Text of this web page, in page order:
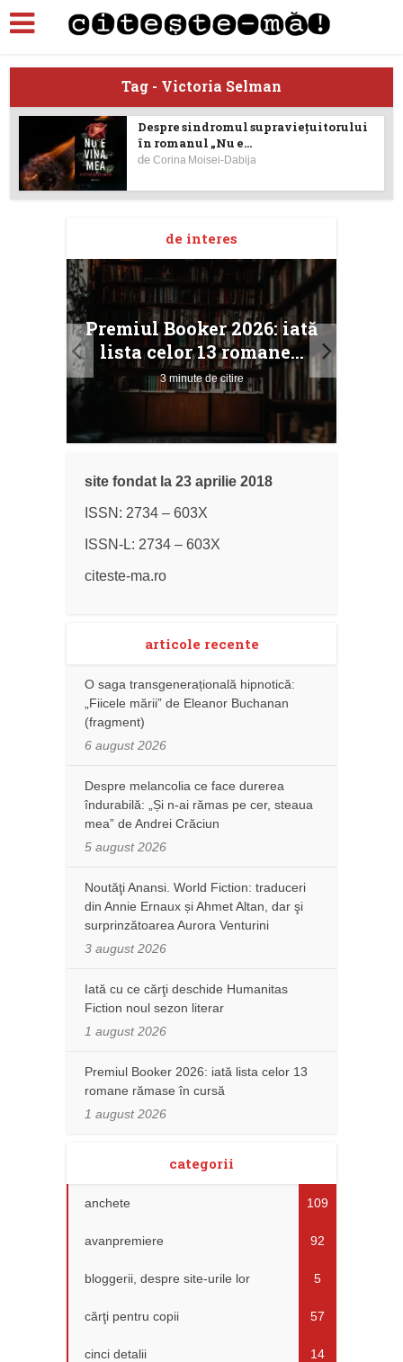
Tag - Victoria Selman
Despre sindromul supraviețuitorului
în romanul „Nu e...
deCorina Moisei-Dabija
de interes
Premiul Booker 2026: iată
lista celor 13 romane...
3 minute de citire
site fondat la 23 aprilie 2018
ISSN: 2734 – 603X
ISSN-L: 2734 – 603X
citeste-ma.ro
articole recente
O saga transgenerațională hipnotică:
„Fiicele mării” de Eleanor Buchanan
(fragment)
6 august 2026
Despre melancolia ce face durerea
îndurabilă: „Și n-ai rămas pe cer, steaua
mea” de Andrei Crăciun
5 august 2026
Noutăţi Anansi. World Fiction: traduceri
din Annie Ernaux și Ahmet Altan, dar şi
surprinzătoarea Aurora Venturini
3 august 2026
Iată cu ce cărţi deschide Humanitas
Fiction noul sezon literar
1 august 2026
Premiul Booker 2026: iată lista celor 13
romane rămase în cursă
1 august 2026
categorii
anchete 109
avanpremiere 92
bloggerii, despre site-urile lor 5
cărţi pentru copii 57
cinci detalii 14